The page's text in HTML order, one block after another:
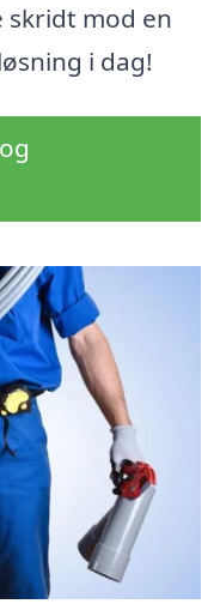
skridt mod en
i dag!